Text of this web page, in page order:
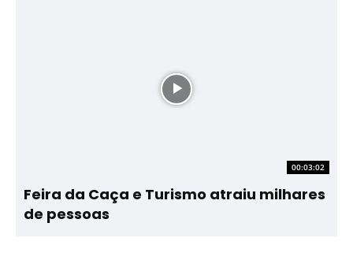
00:03:02
Feira da Caça e Turismo atraiu milhares
de pessoas